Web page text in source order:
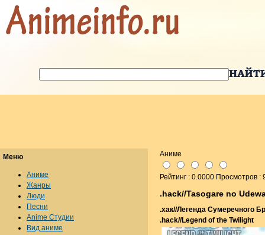
Аниме
Рейтинг : 0.0000 Просмотров :
.hack//Tasogare no
.хак//Легенда Сумеречного
.hack//Legend of the Twilight
Меню
Аниме
Жанры
Люди
Песни
Anime Студии
Вид аниме